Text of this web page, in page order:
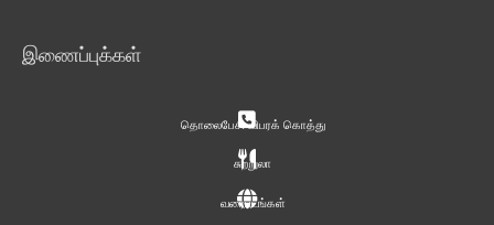
இணைப்புக்கள்
தொலைபேசி விபரக் கொத்து
சுற்றுலா
வரைபடங்கள்